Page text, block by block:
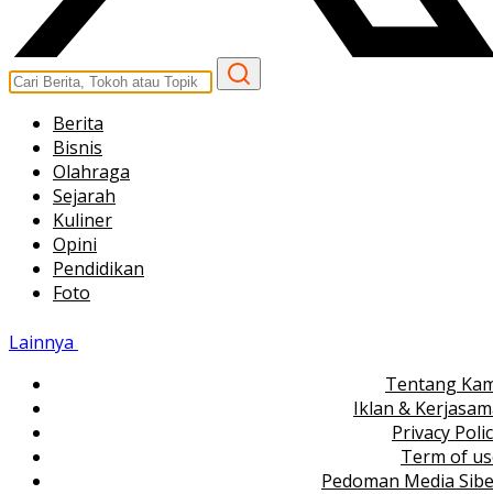
Berita
Bisnis
Olahraga
Sejarah
Kuliner
Opini
Pendidikan
Foto
Lainnya
Tentang
Iklan &
Privacy
Term of
Pedoman Media